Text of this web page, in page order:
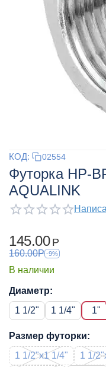
КОД: 02554
Футорка НР-
AQUALINK
145.00 Р
160.00Р -9%
В наличии
Диаметр:
1 1/2"
1 1/4" 1"
Размер футорки:
1 1/2"x1 1/4"
1 1/